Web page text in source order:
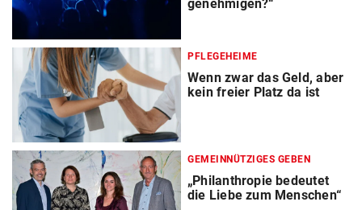
genehmigen?“
PFLEGEHEIME
Wenn zwar das Geld, aber
kein freier Platz da ist
GEMEINNÜTZIGES GEBEN
„Philanthropie bedeutet
die Liebe zum Menschen“